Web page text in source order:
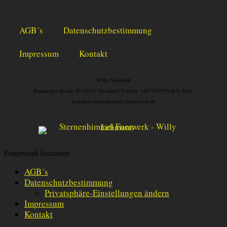
AGB´s
Datenschutzbestimmung
Impressum
Kontakt
Willy Swientek
Bamberger Straße 50 | 01187 Dresden | Telefon: +491738755924| E-Mail:
kontakt@sternenhimmel-feuerwerk.de
Feuerwerk fasziniert
AGB´s
Datenschutzbestimmung
Privatsphäre-Einstellungen ändern
Impressum
Kontakt